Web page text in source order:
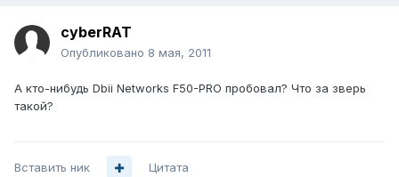
cyberRAT
Опубликовано 8 мая, 2011
А кто-нибудь Dbii Networks F50-PRO пробовал? Что за зверь
такой?
Вставить ник Цитата